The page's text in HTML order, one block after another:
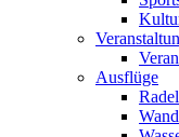
Ausflüge